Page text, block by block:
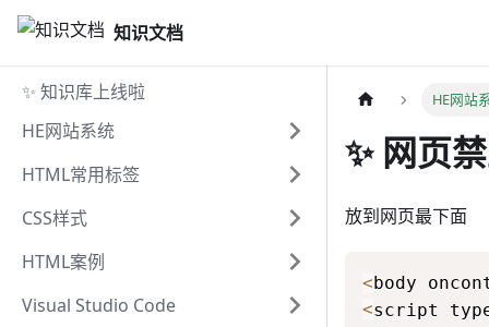
知识文档
✨ 知识库上线啦
HE网站系统
✨网页禁止右键功能
✨HE网站功能插件
✨HE网站模版代码调用
HTML常用标签
✨HTML基本标签框架
✨常用HTML标签列表
CSS样式
✨CSS背景图设置
✨CSS常用属性列表
HTML案例
✨添加标签来禁止收录网站页面
Visual Studio Code
HE网站
✨ 网页
放到网页最下面
<body
<script